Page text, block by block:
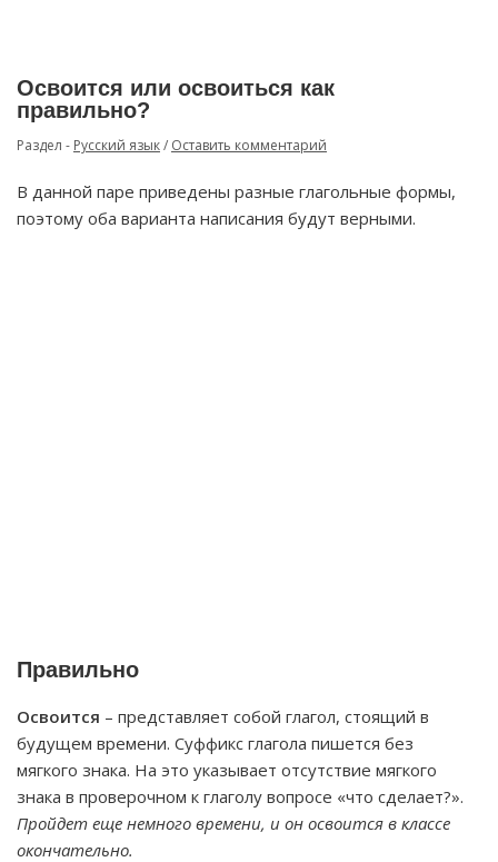
Освоится или освоиться как
правильно?
Раздел - Русский язык/ Оставить комментарий
В данной паре приведены разные глагольные формы,
поэтому оба варианта написания будут верными.
Правильно
Освоится – представляет собой глагол, стоящий в
будущем времени. Суффикс глагола пишется без
мягкого знака. На это указывает отсутствие мягкого
знака в проверочном к глаголу вопросе «что сделает?».
Пройдет еще немного времени, и он освоится в классе
окончательно.